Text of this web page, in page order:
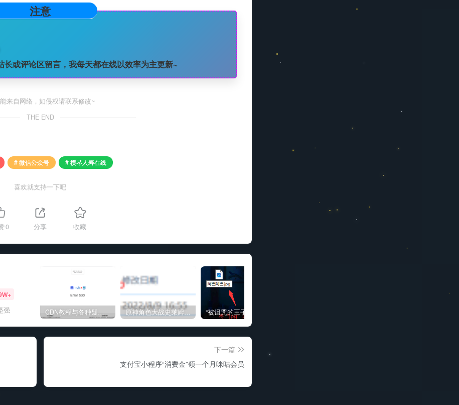
注意
或评论区留言，我每天都在线以效率为主更新~
来自网络，如侵权请联系修改~
THE END
# 微信公众号 # 横琴人寿在线
喜欢就支持一下吧
0 分享 收藏
强 CDN教程与各种疑难杂症解决方法 原神角色大战史莱姆与丘丘人高质量视频
下一篇
支付宝小程序“消费金”领一个月咪咕会员